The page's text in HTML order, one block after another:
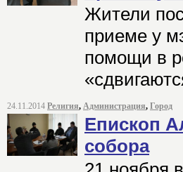
Жители
приеме у
помощи в
24.11.2014 Религия, Администрация, Город
Епископ
собора